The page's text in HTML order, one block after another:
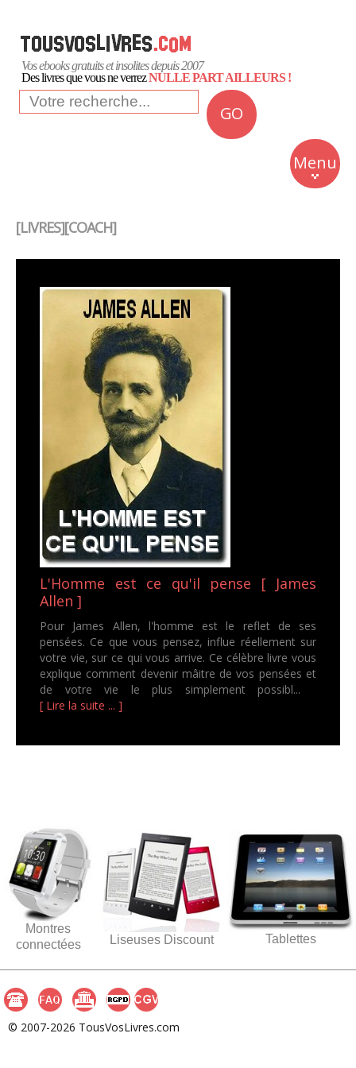
Vos ebooks gratuits et insolites depuis 2007
Des livres que vous ne verrezNULLE PART AILLEURS !
GO
Menu
Insolite
Business
[LIVRES][COACH]
L'Homme est ce qu'il pense [ James
Allen ]
Pour James Allen, l'homme est le reflet de ses
pensées. Ce que vous pensez, influe réellement sur
votre vie, sur ce qui vous arrive. Ce célèbre livre vous
explique comment devenir mâitre de vos pensées et
de votre vie le plus simplement possibl...
[ Lire la suite ... ]
Montres
connectées
Liseuses Discount Tablettes
© 2007-2026 TousVosLivres.com